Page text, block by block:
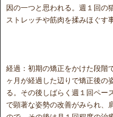
因の一つと思われる。週１回の
ストレッチや筋肉を揉みほぐす
経過：初期の矯正をかけた段階
ヶ月が経過した辺りで矯正後の
る。その後しばらく週１回ペー
で顕著な姿勢の改善がみられ、